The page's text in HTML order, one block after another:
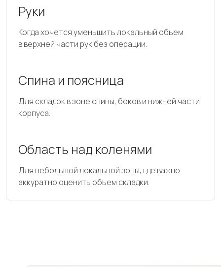
Руки
Когда хочется уменьшить локальный объем
в верхней части рук без операции.
Спина и поясница
Для складок в зоне спины, боков и нижней части
корпуса.
Область над коленями
Для небольшой локальной зоны, где важно
аккуратно оценить объем складки.